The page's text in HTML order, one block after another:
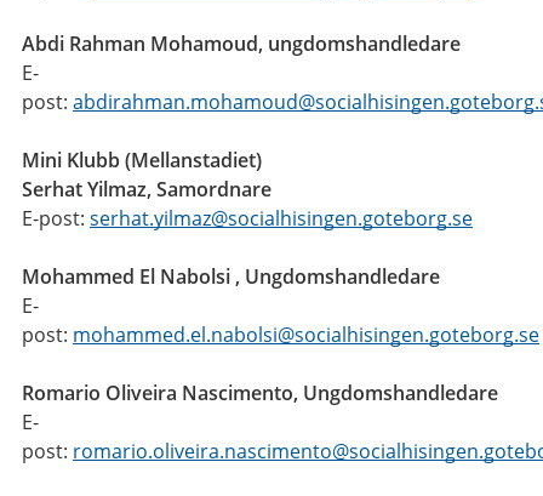
Abdi Rahman Mohamoud, ungdomshandledare
E-
post:
Mini Klubb (Mellanstadiet)
Serhat Yilmaz, Samordnare
E-post: serhat.yilmaz@socialhisingen.goteborg.se
Mohammed El Nabolsi , Ungdomshandledare
E-
post: mohammed.el.nabolsi@socialhisingen.goteborg.se
Romario Oliveira Nascimento, Ungdomshandledare
E-
post: